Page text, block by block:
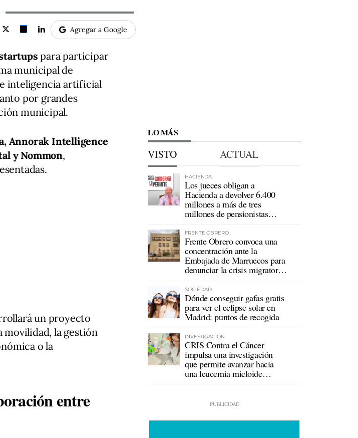
Agregar a Google
para participar
municipal de
inteligencia artificial
por grandes
municipal.
Annorak Intelligence
y Nommon,
un proyecto
la gestión
o la
entre
LO MÁS
VISTO ACTUAL
HACIENDA
Los jueces obligan a
Hacienda a devolver 6.400
millones a más de tres
millones de pensionistas
FRENTE OBRERO
Frente Obrero convoca una
concentración ante la
Embajada de Marruecos para
denunciar la crisis migratoria
SOCIEDAD
Dónde conseguir gafas gratis
para ver el eclipse solar en
Madrid: puntos de recogida
INVESTIGACIÓN
CRIS Contra el Cáncer
impulsa una investigación
que permite avanzar hacia
una leucemia mieloide